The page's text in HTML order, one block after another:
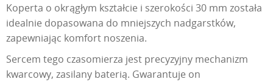
Koperta o okrągłym kształcie i szerokości 30 mm została
idealnie dopasowana do mniejszych nadgarstków,
zapewniając komfort noszenia.
Sercem tego czasomierza jest precyzyjny mechanizm
kwarcowy, zasilany baterią. Gwarantuje on